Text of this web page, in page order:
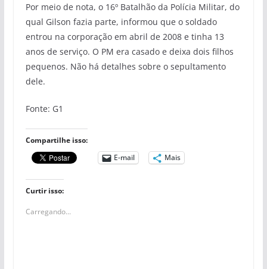
Por meio de nota, o 16º Batalhão da Polícia Militar, do
qual Gilson fazia parte, informou que o soldado
entrou na corporação em abril de 2008 e tinha 13
anos de serviço. O PM era casado e deixa dois filhos
pequenos. Não há detalhes sobre o sepultamento
dele.
Fonte: G1
Compartilhe isso:
E-mail
Mais
Curtir isso:
Carregando...